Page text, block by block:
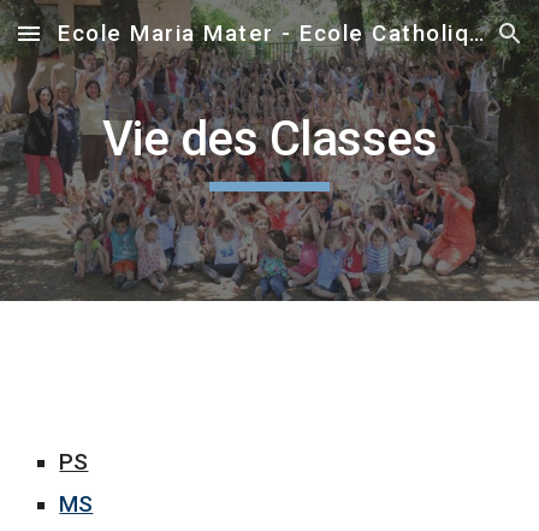
Skip to main content Skip to navigation
Ecole Maria Mater - Ecole Catholique sous contrat - Ecole de Foyer de Charité
Vie des Classes
PS
MS